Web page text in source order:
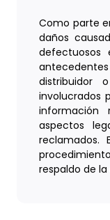
Como parte
daños
defectuosos
distribuidor
involucrados
información
aspectos
reclamados.
respaldo de